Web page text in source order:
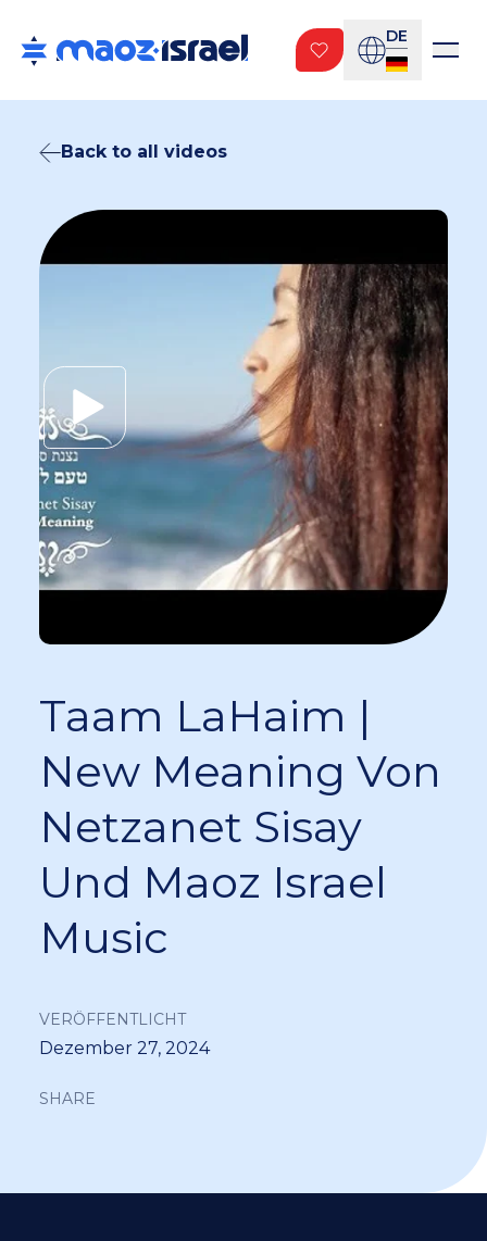
DE
Back to all videos
Taam LaHaim |
New Meaning Von
Netzanet Sisay
Und Maoz Israel
Music
VERÖFFENTLICHT
Dezember 27, 2024
SHARE